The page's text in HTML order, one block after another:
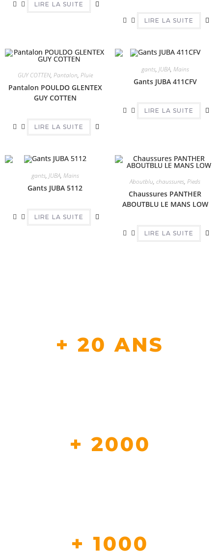
LIRE LA SUITE
LIRE LA SUITE
GUY COTTEN, Pantalon, Pluie
Pantalon POULDO GLENTEX
GUY COTTEN
LIRE LA SUITE
gants, JUBA, Mains
Gants JUBA 411CFV
LIRE LA SUITE
gants, JUBA, Mains
Gants JUBA 5112
LIRE LA SUITE
Aboutblu, chaussures, Pieds
Chaussures PANTHER
ABOUTBLU LE MANS LOW
LIRE LA SUITE
+ 20 ANS
+ 2000
+ 1000